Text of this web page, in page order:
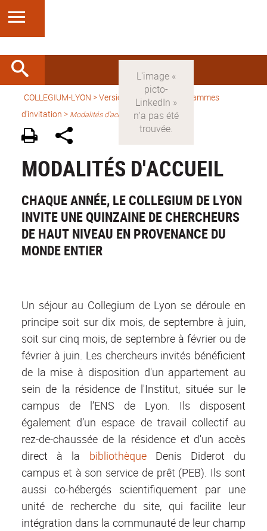
COLLEGIUM-LYON >Version française>
Programmes
d'invitation > Modalités d'accueil
MODALITÉS D'ACCUEIL
CHAQUE ANNÉE, LE COLLEGIUM DE LYON
INVITE UNE QUINZAINE DE CHERCHEURS
DE HAUT NIVEAU EN PROVENANCE DU
MONDE ENTIER
Un séjour au Collegium de Lyon se déroule en
principe soit sur dix mois, de septembre à juin,
soit sur cinq mois, de septembre à février ou de
février à juin. Les chercheurs invités bénéficient
de la mise à disposition d'un appartement au
sein de la résidence de l'Institut, située sur le
campus de l’ENS de Lyon. Ils disposent
également d’un espace de travail collectif au
rez-de-chaussée de la résidence et d'un accès
direct à la bibliothèqueDenis Diderot du
campus et à son service de prêt (PEB). Ils sont
aussi co-hébergés scientifiquement par une
unité de recherche du site, qui facilite leur
intégration dans la communauté de leur champ